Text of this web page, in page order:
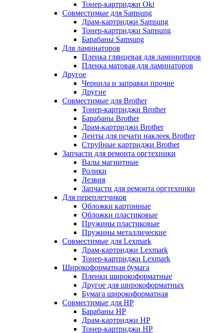
Тонер-картриджи Oki
Совместимые для Samsung
Драм-картриджи Samsung
Тонер-картриджи Samsung
Барабаны Samsung
Для ламинаторов
Пленка глянцевая для ламиниторов
Пленка матовая для ламинаторов
Другое
Чернила и заправки прочие
Другие
Совместимые для Brother
Тонер-картриджи Brother
Барабаны Brother
Драм-картриджи Brother
Ленты для печати наклеек Brother
Струйные картриджи Brother
Запчасти для ремонта оргтехники
Валы магнитные
Ролики
Лезвия
Запчасти для ремонта оргтехники
Для переплетчиков
Обложки картонные
Обложки пластиковые
Пружины пластиковые
Пружины металлические
Совместимые для Lexmark
Драм-картриджи Lexmark
Тонер-картриджи Lexmark
Широкоформатная бумага
Пленки широкоформатные
Другое для широкоформатных
Бумага широкоформатная
Совместимые для HP
Барабаны HP
Драм-картриджи HP
Тонер-картриджи HP